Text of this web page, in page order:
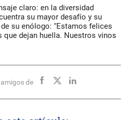
claro: en la diversidad
su mayor desafío y su
su enólogo: “Estamos felices
que dejan huella. Nuestros vinos
de